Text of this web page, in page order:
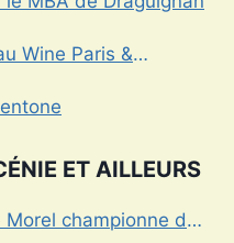
Wine Paris &
ET AILLEURS
championne de